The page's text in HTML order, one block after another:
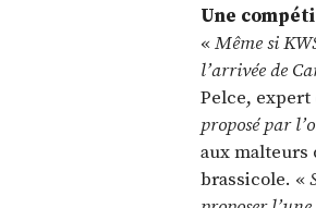
Une
«Même si
l’arrivée de
Pelce,
proposé par
aux malteurs
brassicole. «